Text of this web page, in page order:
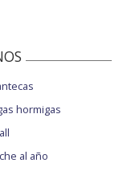
hormigas
al año